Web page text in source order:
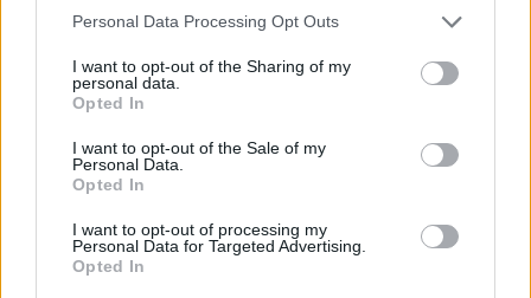
Personal Data Processing Opt Outs
I want to opt-out of the Sharing of my
personal data.
Opted In
I want to opt-out of the Sale of my
Personal Data.
Opted In
I want to opt-out of processing my
Personal Data for Targeted Advertising.
Opted In
Gadgets | Zubehör | Hardware Reviews
Game Previews
PlayStation
Preishits | Sonderangebote
Reviews
Sonderartikel
Store Update DACH PlayStation Plus